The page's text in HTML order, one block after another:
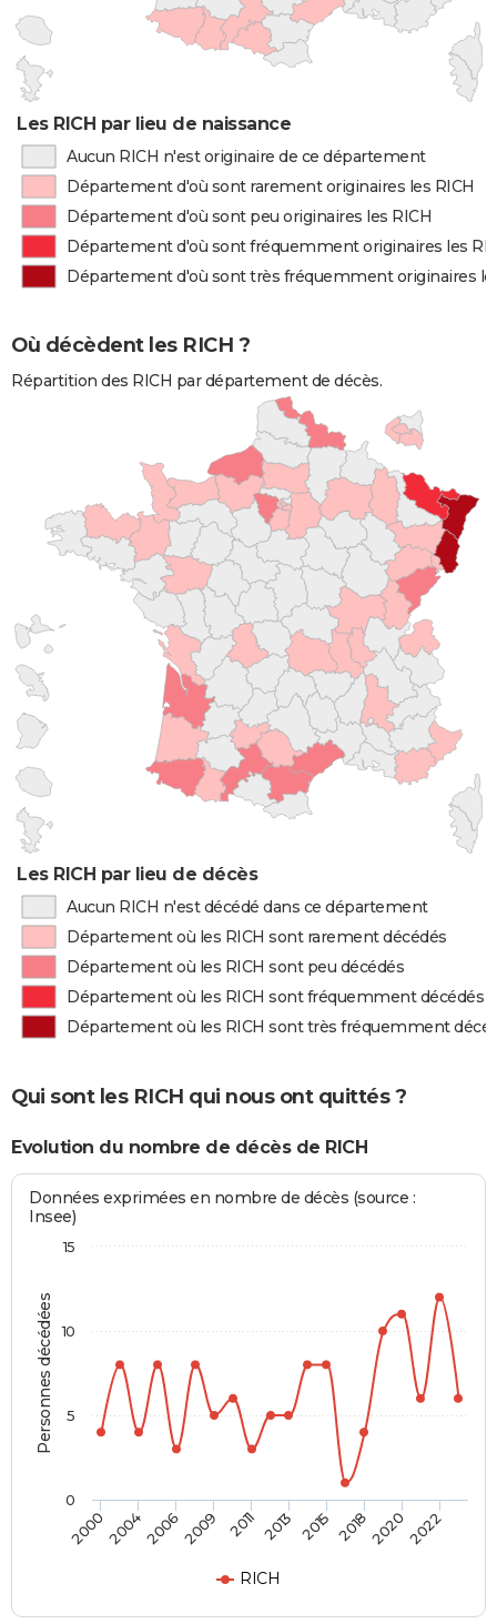
Les RICH par lieu de naissance
Aucun RICH n'est originaire de ce département
Département d'où sont rarement originaires les RICH
Département d'où sont peu originaires les RICH
Département d'où sont fréquemment originaires les
Département d'où sont très fréquemment originaires
Où décèdent les RICH ?
Répartition des RICH par département de décès.
Les RICH par lieu de décès
Aucun RICH n'est décédé dans ce département
Département où les RICH sont rarement décédés
Département où les RICH sont peu décédés
Département où les RICH sont fréquemment décédés
Département où les RICH sont très fréquemment
Qui sont les RICH qui nous ont quittés ?
Evolution du nombre de décès de RICH
Personnes décédées
Données exprimées en nombre de décès (source :
Insee)
RICH
2000200420062009 2011 2013 2015 201820202022
0
5
10
15